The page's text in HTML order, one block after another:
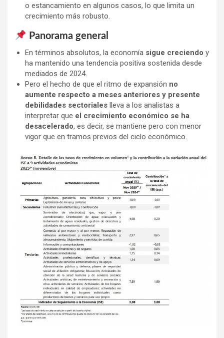
o estancamiento en algunos casos, lo que limita un
crecimiento más robusto.
Panorama general
En términos absolutos, la economía sigue creciendo y
ha mantenido una tendencia positiva sostenida desde
mediados de 2024.
Pero el hecho de que el ritmo de expansión no
aumente respecto a meses anteriores y presente
debilidades sectoriales lleva a los analistas a
interpretar que el crecimiento económico se ha
desacelerado, es decir, se mantiene pero con menor
vigor que en tramos previos del ciclo económico.